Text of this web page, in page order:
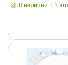
В наличии в 1